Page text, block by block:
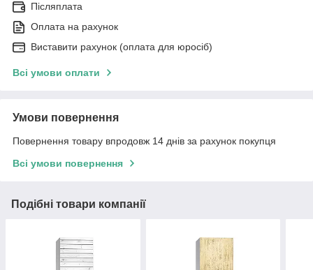
Післяплата
Оплата на рахунок
Виставити рахунок (оплата для юросіб)
Всі умови оплати
Умови повернення
Повернення товару впродовж 14 днів за рахунок покупця
Всі умови повернення
Подібні товари компанії